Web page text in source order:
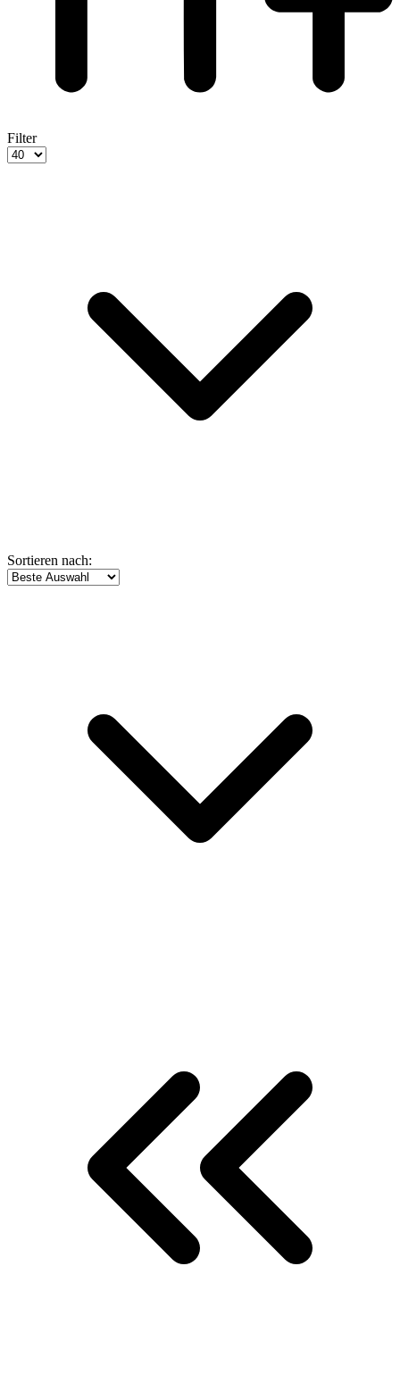
Filter
Sortieren nach: